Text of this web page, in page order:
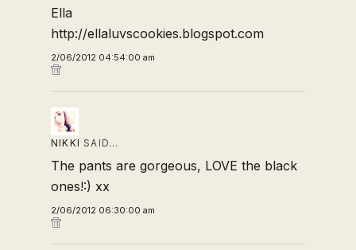
Ella
http://ellaluvscookies.blogspot.com
2/06/2012 04:54:00 am
NIKKI SAID…
The pants are gorgeous, LOVE the black
ones!:) xx
2/06/2012 06:30:00 am